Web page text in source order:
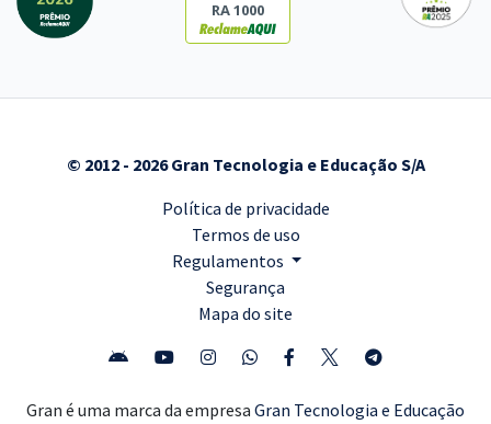
RA 1000
© 2012 - 2026 Gran Tecnologia e Educação S/A
Política de privacidade
Termos de uso
Regulamentos
Segurança
Mapa do site
Gran é uma marca da empresa Gran Tecnologia e Educação